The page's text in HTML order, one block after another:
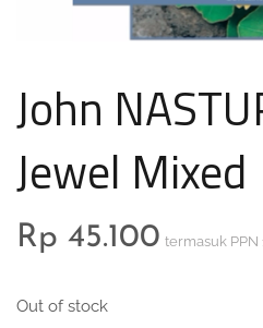
John
Jewel Mixed
Rp 45.100 termasuk PPN
Out of stock